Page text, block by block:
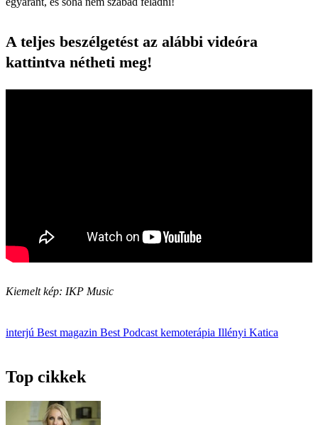
A teljes beszélgetést az alábbi videóra
kattintva nétheti meg!
Kiemelt kép: IKP Music
interjú Best magazin Best Podcast kemoterápia Illényi Katica
Top cikkek